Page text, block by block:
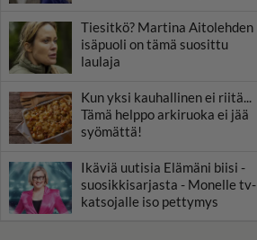
Tiesitkö? Martina Aitolehden
isäpuoli on tämä suosittu
laulaja
Kun yksi kauhallinen ei riitä...
Tämä helppo arkiruoka ei jää
syömättä!
Ikäviä uutisia Elämäni biisi -
suosikkisarjasta - Monelle tv-
katsojalle iso pettymys